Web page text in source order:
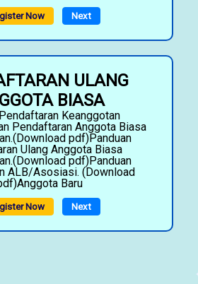
Now Next
ULANG
BIASA
Keanggotan
Pendaftaran Anggota Biasa
pdf)Panduan
Ulang Anggota Biasa
pdf)Panduan
ALB/Asosiasi. (Download
Baru
Now Next